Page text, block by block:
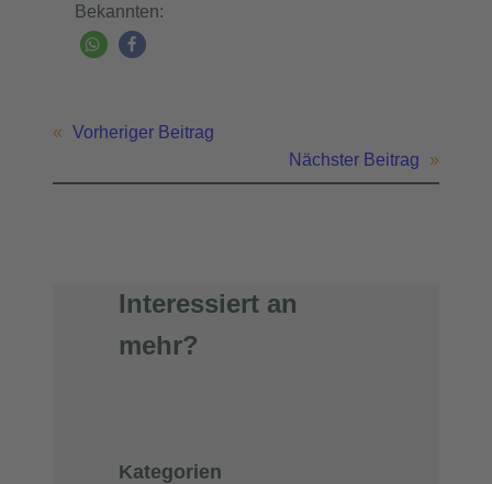
Bekannten:
« Vorheriger Beitrag
Nächster Beitrag
»
Interessiert an
mehr?
Kategorien